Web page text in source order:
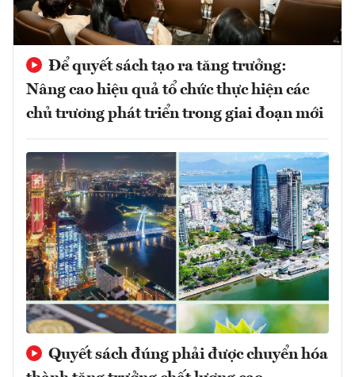
Để quyết sách tạo ra tăng trưởng:
Nâng cao hiệu quả tổ chức thực hiện các
chủ trương phát triển trong giai đoạn mới
Quyết sách đúng phải được chuyển hóa